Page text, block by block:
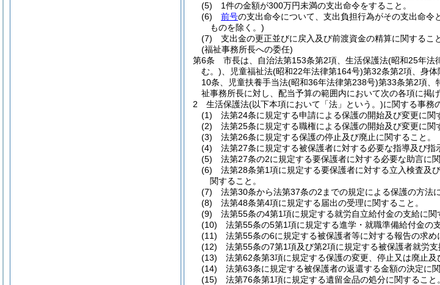
(5)
1件の金額が300万円未満の支出命令をすること。
(6)
前号の支出命令について、支出負担行為がその支出命令
ものを除く。)
(7)
支出金の更正並びに戻入及び前渡資金の精算に関すること
(福祉事務所長への委任)
第6条
市長は、自治法第153条第2項、生活保護法(昭和25年法
む。) 、児童福祉法(昭和22年法律第164号)第32条第2項、身
10条、児童扶養手当法(昭和36年法律第238号)第33条第2項、
祉事務所長に対し、配当予算の範囲内において次の各項に掲
2
生活保護法(以下本項において「法」という。)に関する事務
(1)
法第24条に規定する申請による保護の開始及び変更に関
(2)
法第25条に規定する職権による保護の開始及び変更に関
(3)
法第26条に規定する保護の停止及び廃止に関すること。
(4)
法第27条に規定する被保護者に対する必要な指導及び指
(5)
法第27条の2に規定する要保護者に対する必要な助言に関
(6)
法第28条第1項に規定する要保護者に対する立入検査及
関すること。
(7)
法第30条から法第37条の2までの規定による保護の方法
(8)
法第48条第4項に規定する届出の受理に関すること。
(9)
法第55条の4第1項に規定する就労自立給付金の支給に関
(10)
法第55条の5第1項に規定する進学・就職準備給付金の
(11)
法第55条の6に規定する被保護者等に対する報告の求め
(12)
法第55条の7第1項及び第2項に規定する被保護者就労支
(13)
法第62条第3項に規定する保護の変更、停止又は廃止
(14)
法第63条に規定する被保護者の返還する金額の決定に関
(15)
法第76条第1項に規定する遺留金品の処分に関すること。